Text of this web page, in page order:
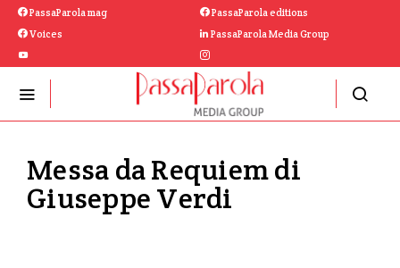
PassaParola mag
PassaParola editions
Voices
PassaParola Media Group
Messa da Requiem di
Giuseppe Verdi